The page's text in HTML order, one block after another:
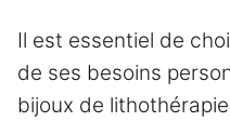
Il est essentiel de
de ses besoins
bijoux de